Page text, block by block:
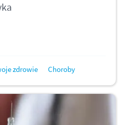
zdrowie Choroby